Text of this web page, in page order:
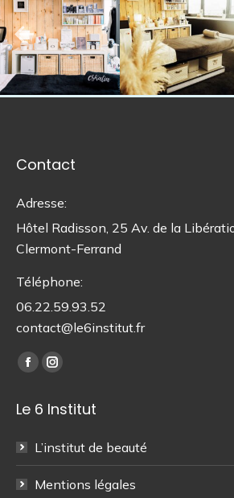
Contact
Adresse:
Hôtel Radisson, 25 Av. de la
Clermont-Ferrand
Téléphone:
06.22.59.93.52
contact@le6institut.fr
Trouvez nous sur :
La
Facebook
dans
une
La
Instagram
dans
une
Le 6 Institut
L’institut de beauté
Mentions légales